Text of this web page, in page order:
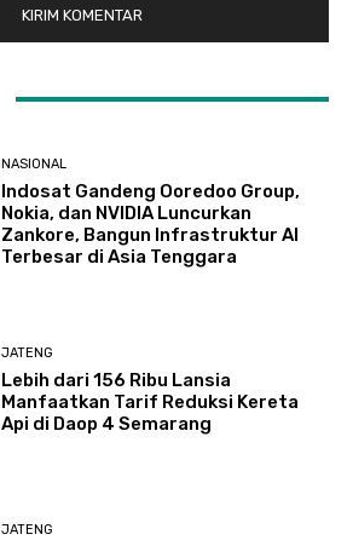
NASIONAL
Indosat Gandeng Ooredoo Group,
Nokia, dan NVIDIA Luncurkan
Zankore, Bangun Infrastruktur AI
Terbesar di Asia Tenggara
JATENG
Lebih dari 156 Ribu Lansia
Manfaatkan Tarif Reduksi Kereta
Api di Daop 4 Semarang
JATENG